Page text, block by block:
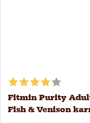
Fitmin Purity
Fish & Venison